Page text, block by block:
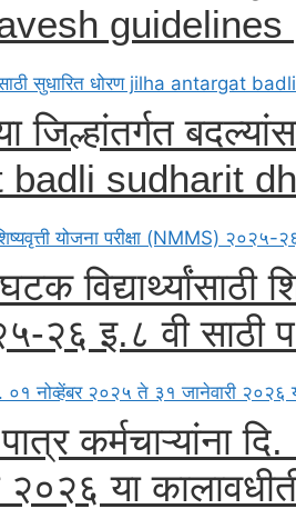
guidelines
जिल्हांतर्गत
badli sudharit
विद्यार्थ्यांसाठी
२६ इ.८ वी साठी
कर्मचाऱ्यांना
या